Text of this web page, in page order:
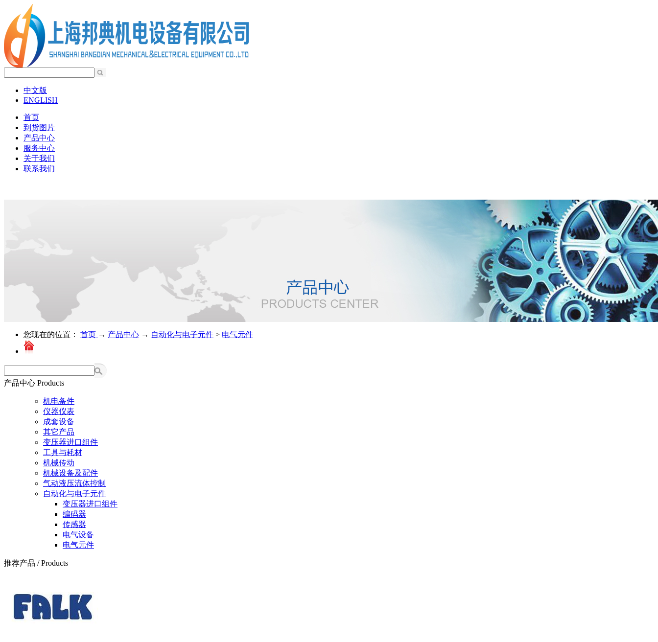
中文版
ENGLISH
首页
到货图片
产品中心
服务中心
关于我们
联系我们
您现在的位置： 首页 → 产品中心 → 自动化与电子元件 > 电气元件
产品中心 Products
机电备件
仪器仪表
成套设备
其它产品
变压器进口组件
工具与耗材
机械传动
机械设备及配件
气动液压流体控制
自动化与电子元件
变压器进口组件
编码器
传感器
电气设备
电气元件
推荐产品 / Products